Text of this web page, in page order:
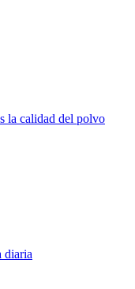
la calidad del polvo
diaria